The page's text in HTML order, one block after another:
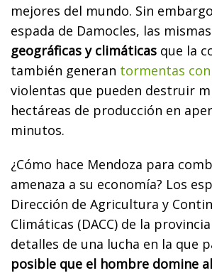
mejores del mundo. Sin
espada de Damocles, las mismas
geográficas y climáticas que la
también generan tormentas
violentas que pueden destruir
hectáreas de producción en
minutos.
¿Cómo hace Mendoza para
amenaza a su economía? Los
Dirección de Agricultura y
Climáticas (DACC) de la
detalles de una lucha en la que
posible que el hombre domine